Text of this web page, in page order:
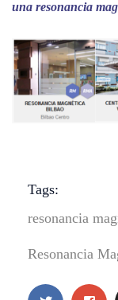
una resonancia
Tags:
resonancia
Resonancia